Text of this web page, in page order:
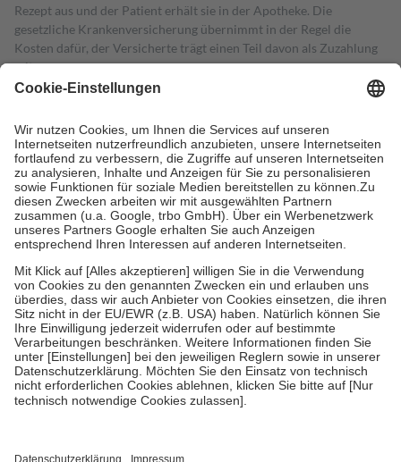
Rezept aus und der Patient erhält sie in der Apotheke. Die
gesetzliche Krankenversicherung übernimmt in der Regel die
Kosten dafür, der Versicherte trägt einen Teil davon als Zuzahlung
mit.
Grundsätzlich leisten Mitglieder Zuzahlungen in Höhe von zehn
höchstens zehn Euro.
Es sind jedoch nie mehr als die tatsächlichen
Kosten der Leistung zu entrichten.
Diese Regeln gelten grundsätzlich auch für Online-Apotheken.
Bei Heilmitteln und häuslicher Krankenpflege beträgt die
Zuzahlung zehn Prozent der Kosten sowie zehn Euro je
Verordnung.
Um das Engagement der Versicherten für ihre eigene Gesundheit zu
stärken und die besondere Stellung der Familie zu unterstützen,
fallenkeine Zuzahlungenan bei:
• Kindern und Jugendlichen bis zum vollendeten 18. Lebensjahr
mit Ausnahme der Fahrkosten
• Untersuchungen zur Vorsorge und Früherkennung, die von der
GKV getragen werden
• empfohlenen Schutzimpfungen
• Harn- und Blutteststreifen
getroffen, um sicherzustellen, dass es sich um echte Bewertungen